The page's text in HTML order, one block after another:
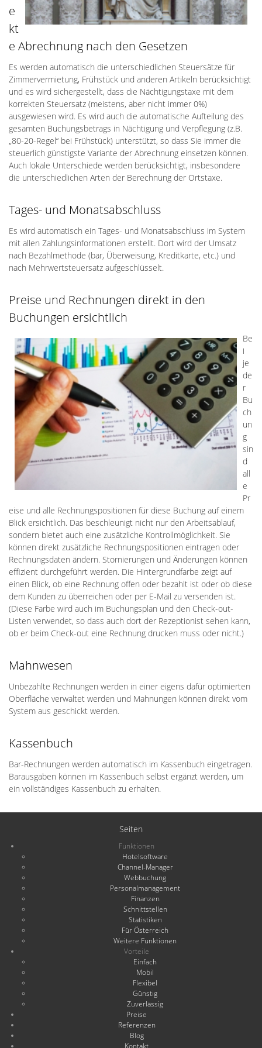
e
kt
e Abrechnung nach den Gesetzen
Es werden automatisch die unterschiedlichen Steuersätze für
Zimmervermietung, Frühstück und anderen Artikeln berücksichtigt
und es wird sichergestellt, dass die Nächtigungstaxe mit dem
korrekten Steuersatz (meistens, aber nicht immer 0%)
ausgewiesen wird. Es wird auch die automatische Aufteilung des
gesamten Buchungsbetrags in Nächtigung und Verpflegung (z.B.
„80-20-Regel“ bei Frühstück) unterstützt, so dass Sie immer die
steuerlich günstigste Variante der Abrechnung einsetzen können.
Auch lokale Unterschiede werden berücksichtigt, insbesondere
die unterschiedlichen Arten der Berechnung der Ortstaxe.
Tages- und Monatsabschluss
Es wird automatisch ein Tages- und Monatsabschluss im System
mit allen Zahlungsinformationen erstellt. Dort wird der Umsatz
nach Bezahlmethode (bar, Überweisung, Kreditkarte, etc.) und
nach Mehrwertsteuersatz aufgeschlüsselt.
Preise und Rechnungen direkt in den
Buchungen ersichtlich
Be
i
je
de
r
Bu
ch
un
g
sin
d
all
e
Pr
eise und alle Rechnungspositionen für diese Buchung auf einem
Blick ersichtlich. Das beschleunigt nicht nur den Arbeitsablauf,
sondern bietet auch eine zusätzliche Kontrollmöglichkeit. Sie
können direkt zusätzliche Rechnungspositionen eintragen oder
Rechnungsdaten ändern. Stornierungen und Änderungen können
effizient durchgeführt werden. Die Hintergrundfarbe zeigt auf
einen Blick, ob eine Rechnung offen oder bezahlt ist oder ob diese
dem Kunden zu überreichen oder per E-Mail zu versenden ist.
(Diese Farbe wird auch im Buchungsplan und den Check-out-
Listen verwendet, so dass auch dort der Rezeptionist sehen kann,
ob er beim Check-out eine Rechnung drucken muss oder nicht.)
Mahnwesen
Unbezahlte Rechnungen werden in einer eigens dafür optimierten
Oberfläche verwaltet werden und Mahnungen können direkt vom
System aus geschickt werden.
Kassenbuch
Bar-Rechnungen werden automatisch im Kassenbuch eingetragen.
Barausgaben können im Kassenbuch selbst ergänzt werden, um
ein vollständiges Kassenbuch zu erhalten.
Seiten
Funktionen
Hotelsoftware
Channel-Manager
Webbuchung
Personalmanagement
Finanzen
Schnittstellen
Statistiken
Für Österreich
Weitere Funktionen
Vorteile
Einfach
Mobil
Flexibel
Günstig
Zuverlässig
Preise
Referenzen
Blog
Kontakt